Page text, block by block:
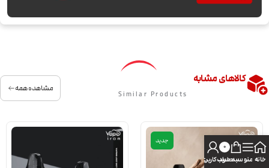
کالاهای مشابه
Similar Products
مشاهده همه
جدید
خانه منو
0
سبد خرید
حساب کاربری من